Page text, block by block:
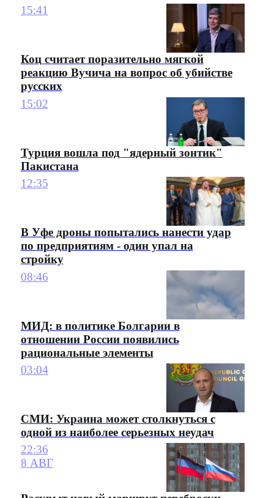
15:41
Коц считает поразительно мягкой
реакцию Вучича на вопрос об убийстве
русских
15:02
Турция вошла под "ядерный зонтик"
Пакистана
12:35
В Уфе дроны попытались нанести удар
по предприятиям - один упал на
стройку
08:46
МИД: в политике Болгарии в
отношении России появились
рациональные элементы
03:04
СМИ: Украина может столкнуться с
одной из наиболее серьезных неудач
22:36
8 АВГ